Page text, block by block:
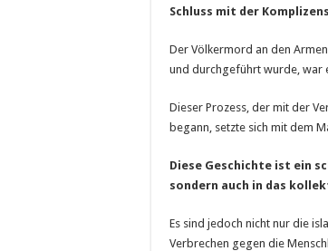
Schluss mit der
Der Völkermord an den
und durchgeführt wurde, war
Dieser Prozess, der mit der
begann, setzte sich mit dem
Diese Geschichte ist ein
sondern auch in das
Es sind jedoch nicht nur die
Verbrechen gegen die